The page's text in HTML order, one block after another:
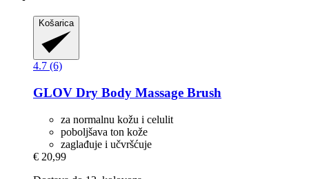
Košarica
4.7 (6)
GLOV Dry Body Massage Brush
za normalnu kožu i celulit
poboljšava ton kože
zaglađuje i učvršćuje
€ 20,99